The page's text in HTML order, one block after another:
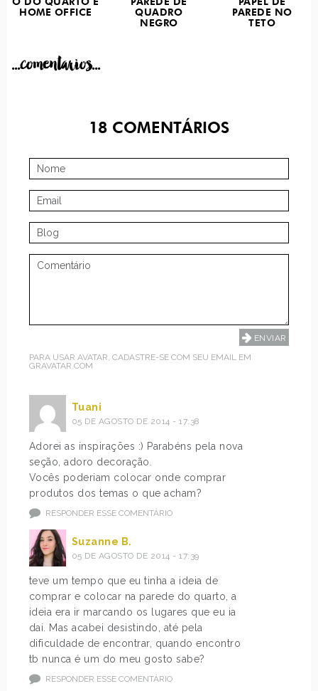
O DO QUARTO E
HOME OFFICE
PAREDE DE
QUADRO
NEGRO
PAPEL DE
PAREDE NO
TETO
...comentarios...
18 COMENTÁRIOS
PARA USAR AVATAR, CADASTRE-SE COM SEU EMAIL EM
GRAVATAR.COM
Tuani
05 DE AGOSTO DE 2014 - 17:38
Adorei as inspirações :) Parabéns pela nova
seção, adoro decoração.
Vocês poderiam colocar onde comprar
produtos dos temas o que acham?
RESPONDER ESSE COMENTÁRIO
Suzanne B.
05 DE AGOSTO DE 2014 - 17:39
teve um tempo que eu tinha a ideia de
comprar e colocar na parede do quarto, a
ideia era ir marcando os lugares que eu ia
dai. Mas acabei desistindo, até pela
dificuldade de encontrar, quando encontro
tb nunca é um do meu gosto sabe?
RESPONDER ESSE COMENTÁRIO